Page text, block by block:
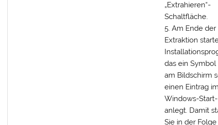
„Extrahieren“-
Schaltfläche.
Am Ende der
Extraktion
das ein Symbol
am Bildschirm
einen Eintrag
Windows-
anlegt. Damit
Sie in der Folge